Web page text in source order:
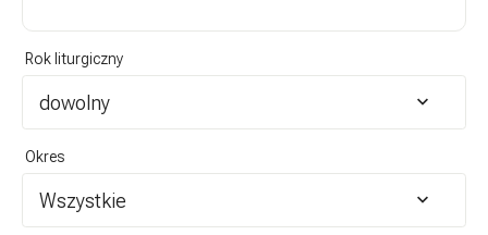
Rok liturgiczny
dowolny
Okres
Wszystkie